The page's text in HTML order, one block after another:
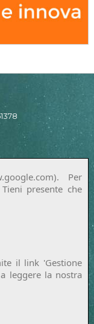
Per
presente che
il link 'Gestione
leggere la nostra